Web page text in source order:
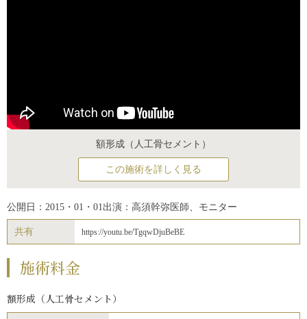
額形成（人工骨セメント）
この施術を詳しく見る
公開日：2015・01・01出演：高須幹弥医師、モニター
共有 https://youtu.be/TgqwDjuBeBE
施術料金
額形成（人工骨セメント）